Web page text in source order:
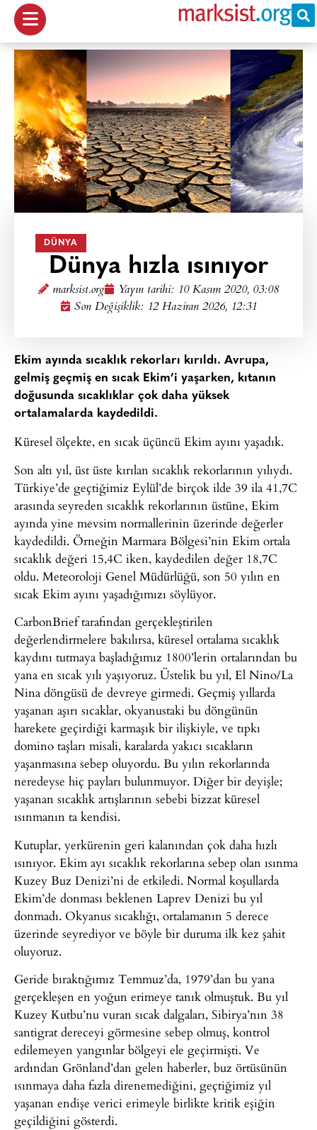
DÜNYA
Dünya hızla ısınıyor
marksist.org Yayın tarihi: 10 Kasım 2020, 03:08
Son Değişiklik: 12 Haziran 2026, 12:31
Ekim ayında sıcaklık rekorları kırıldı. Avrupa,
gelmiş geçmiş en sıcak Ekim’i yaşarken, kıtanın
doğusunda sıcaklıklar çok daha yüksek
ortalamalarda kaydedildi.
Küresel ölçekte, en sıcak üçüncü Ekim ayını yaşadık.
Son altı yıl, üst üste kırılan sıcaklık rekorlarının yılıydı.
Türkiye’de geçtiğimiz Eylül’de birçok ilde 39 ila 41,7C
arasında seyreden sıcaklık rekorlarının üstüne, Ekim
ayında yine mevsim normallerinin üzerinde değerler
kaydedildi. Örneğin Marmara Bölgesi’nin Ekim ortala
sıcaklık değeri 15,4C iken, kaydedilen değer 18,7C
oldu. Meteoroloji Genel Müdürlüğü, son 50 yılın en
sıcak Ekim ayını yaşadığımızı söylüyor.
CarbonBrief tarafından gerçekleştirilen
değerlendirmelere bakılırsa, küresel ortalama sıcaklık
kaydını tutmaya başladığımız 1800’lerin ortalarından bu
yana en sıcak yılı yaşıyoruz. Üstelik bu yıl, El Nino/La
Nina döngüsü de devreye girmedi. Geçmiş yıllarda
yaşanan aşırı sıcaklar, okyanustaki bu döngünün
harekete geçirdiği karmaşık bir ilişkiyle, ve tıpkı
domino taşları misali, karalarda yakıcı sıcakların
yaşanmasına sebep oluyordu. Bu yılın rekorlarında
neredeyse hiç payları bulunmuyor. Diğer bir deyişle;
yaşanan sıcaklık artışlarının sebebi bizzat küresel
ısınmanın ta kendisi.
Kutuplar, yerkürenin geri kalanından çok daha hızlı
ısınıyor. Ekim ayı sıcaklık rekorlarına sebep olan ısınma
Kuzey Buz Denizi’ni de etkiledi. Normal koşullarda
Ekim’de donması beklenen Laprev Denizi bu yıl
donmadı. Okyanus sıcaklığı, ortalamanın 5 derece
üzerinde seyrediyor ve böyle bir duruma ilk kez şahit
oluyoruz.
Geride bıraktığımız Temmuz’da, 1979’dan bu yana
gerçekleşen en yoğun erimeye tanık olmuştuk. Bu yıl
Kuzey Kutbu’nu vuran sıcak dalgaları, Sibirya’nın 38
santigrat dereceyi görmesine sebep olmuş, kontrol
edilemeyen yangınlar bölgeyi ele geçirmişti. Ve
ardından Grönland’dan gelen haberler, buz örtüsünün
ısınmaya daha fazla direnemediğini, geçtiğimiz yıl
yaşanan endişe verici erimeyle birlikte kritik eşiğin
geçildiğini gösterdi.